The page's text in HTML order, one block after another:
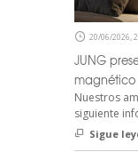
20/06/2026,
JUNG
Nuestros
siguiente
Sigue